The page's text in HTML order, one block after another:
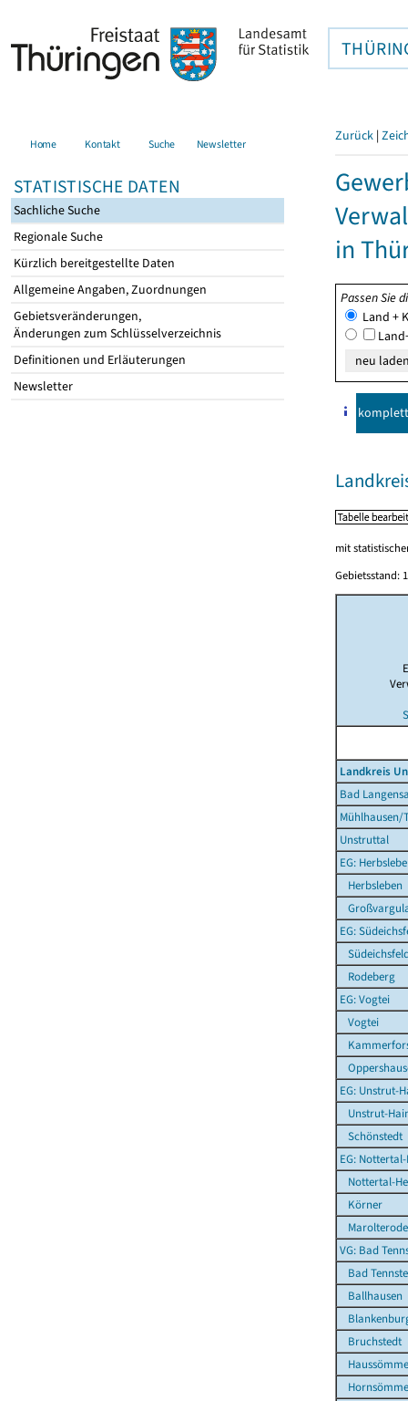
Home Kontakt Suche Newsletter
STATISTISCHE DATEN
Sachliche Suche
Regionale Suche
Kürzlich bereitgestellte Daten
Allgemeine Angaben, Zuordnungen
Gebietsveränderungen,
Änderungen zum Schlüsselverzeichnis
Definitionen und Erläuterungen
Newsletter
Zurück |
in
Passen Sie
Land +
komplett
mit
Gebietsstand:
Landkreis
Bad
Mühlhausen/
Unstruttal
EG:
Herbsleben
EG:
Rodeberg
EG: Vogtei
Vogtei
EG: Unstrut-
Unstrut-
Schönstedt
EG:
Nottertal-
Körner
Marolterode
VG: Bad
Bad
Ballhausen
Bruchstedt